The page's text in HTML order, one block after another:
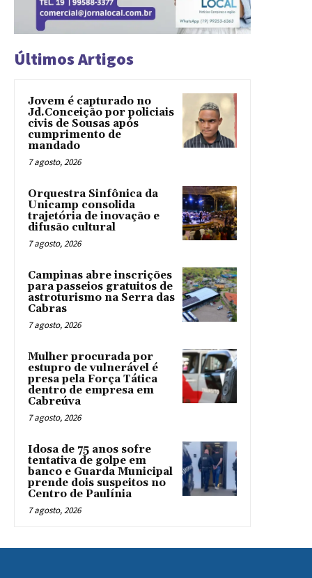
Últimos Artigos
Jovem é capturado no
Jd.Conceição por policiais
civis de Sousas após
cumprimento de
mandado
7 agosto, 2026
Orquestra Sinfônica da
Unicamp consolida
trajetória de inovação e
difusão cultural
7 agosto, 2026
Campinas abre inscrições
para passeios gratuitos de
astroturismo na Serra das
Cabras
7 agosto, 2026
Mulher procurada por
estupro de vulnerável é
presa pela Força Tática
dentro de empresa em
Cabreúva
7 agosto, 2026
Idosa de 75 anos sofre
tentativa de golpe em
banco e Guarda Municipal
prende dois suspeitos no
Centro de Paulínia
7 agosto, 2026